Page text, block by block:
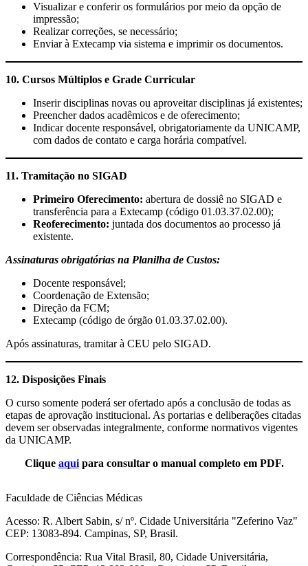
Visualizar e conferir os formulários por meio da opção de
impressão;
Realizar correções, se necessário;
Enviar à Extecamp via sistema e imprimir os documentos.
10. Cursos Múltiplos e Grade Curricular
Inserir disciplinas novas ou aproveitar disciplinas já existentes;
Preencher dados acadêmicos e de oferecimento;
Indicar docente responsável, obrigatoriamente da UNICAMP,
com dados de contato e carga horária compatível.
11. Tramitação no SIGAD
Primeiro Oferecimento: abertura de dossiê no SIGAD e
transferência para a Extecamp (código 01.03.37.02.00);
Reoferecimento: juntada dos documentos ao processo já
existente.
Assinaturas obrigatórias na Planilha de Custos:
Docente responsável;
Coordenação de Extensão;
Direção da FCM;
Extecamp (código de órgão 01.03.37.02.00).
Após assinaturas, tramitar à CEU pelo SIGAD.
12. Disposições Finais
O curso somente poderá ser ofertado após a conclusão de todas as
etapas de aprovação institucional. As portarias e deliberações citadas
devem ser observadas integralmente, conforme normativos vigentes
da UNICAMP.
Clique aquipara consultar o manual completo em PDF.
Faculdade de Ciências Médicas
Acesso: R. Albert Sabin, s/ nº. Cidade Universitária "Zeferino Vaz"
CEP: 13083-894. Campinas, SP, Brasil.
Correspondência: Rua Vital Brasil, 80, Cidade Universitária,